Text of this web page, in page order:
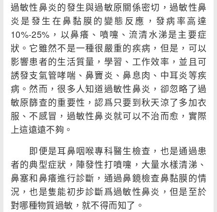
綜合
疾病
過敏性鼻炎的發生與過敏原關係密切，過敏性鼻
炎是發生在鼻黏膜的變態反應，發病率高達
10%-25%，以鼻癢、噴嚏、流清水涕是主要症
狀。它雖然不是一種很嚴重的疾病，但是，可以
影響患者的生活質量，學習、工作效率，並且可
誘發支氣管哮喘、鼻竇炎、鼻息肉、中耳炎等疾
病。然而，很多人知道過敏性鼻炎，卻忽略了過
敏原篩查的重要性，認爲只要到秋天涼了多加衣
服、不感冒，過敏性鼻炎就可以不治而愈，實際
上這遠遠不夠。
即便是耳鼻咽喉專科醫生檢查，也是通過患
者的典型症狀，陣發性打噴嚏，大量水樣清涕、
鼻塞和鼻癢進行診斷，通過鼻鏡檢查鼻黏膜的情
況，也是隻能初步診斷爲過敏性鼻炎，但是至於
對哪種物質過敏，就不得而知了。